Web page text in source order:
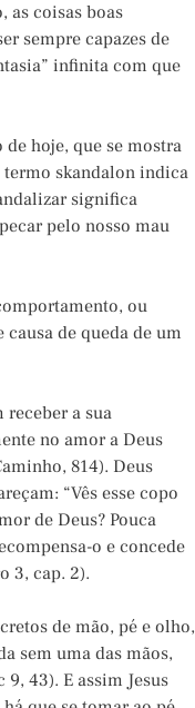
as coisas boas
sempre capazes de
infinita com que
hoje, que se mostra
termo skandalon indica
significa
pelo nosso mau
ou
de queda de um
receber a sua
no amor a Deus
814). Deus
“Vês esse copo
de Deus? Pouca
o e concede
3, cap. 2).
de mão, pé e olho,
sem uma das mãos,
43). E assim Jesus